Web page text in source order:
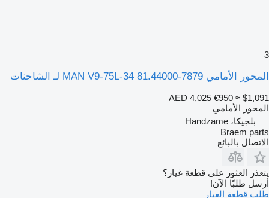
3
المحور الأمامي MAN V9-75L-34 81.44000-7879 لـ الشاحنات
AED 4,025 €950 ≈ $1,091
المحور الأمامي
بلجيكا، Handzame
Braem parts
الاتصال بالبائع
يتعذر العثور على قطعة غيار؟
أرسل طلبًا الآن!
طلب قطعة الغيار